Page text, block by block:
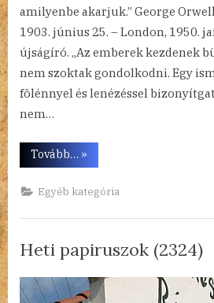
amilyenbe akarjuk.” George
1903. június 25. – London, 1950.
újságíró. „Az emberek kezdenek
nem szoktak gondolkodni. Egy
fölénnyel és lenézéssel
nem…
Tovább… “Heti
papiruszok
»
Egyéb kategória
Heti papiruszok (2324)
Posted
on
2023.06.18.
By
admin
Nincs hozzászólása(z)